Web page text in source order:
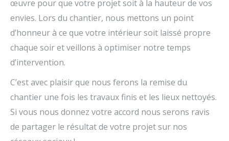
œuvre pour que votre projet soit à la hauteur de vos
envies. Lors du chantier, nous mettons un point
d’honneur à ce que votre intérieur soit laissé propre
chaque soir et veillons à optimiser notre temps
d’intervention.
C’est avec plaisir que nous ferons la remise du
chantier une fois les travaux finis et les lieux nettoyés.
Si vous nous donnez votre accord nous serons ravis
de partager le résultat de votre projet sur nos